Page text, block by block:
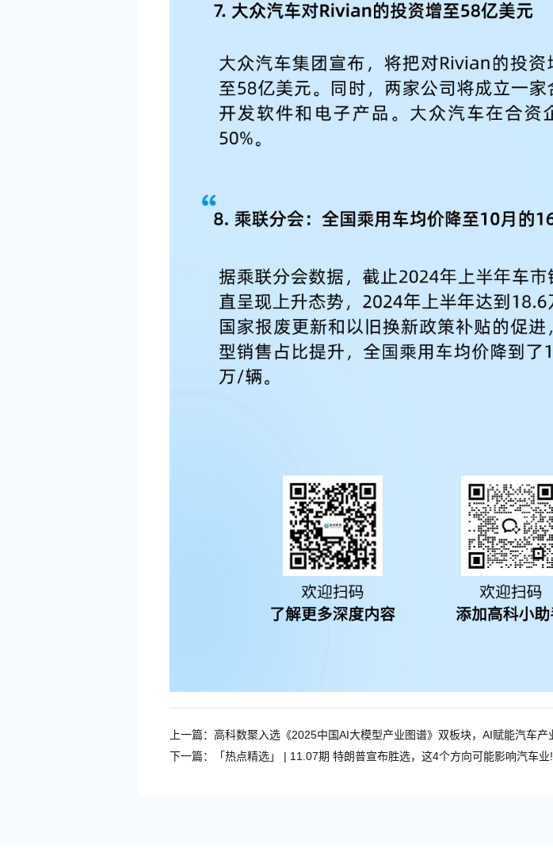
上一篇：
下一篇：
「热点精选」 | 11.07期 特朗普宣布胜选，这4个方向可能影响汽车业!